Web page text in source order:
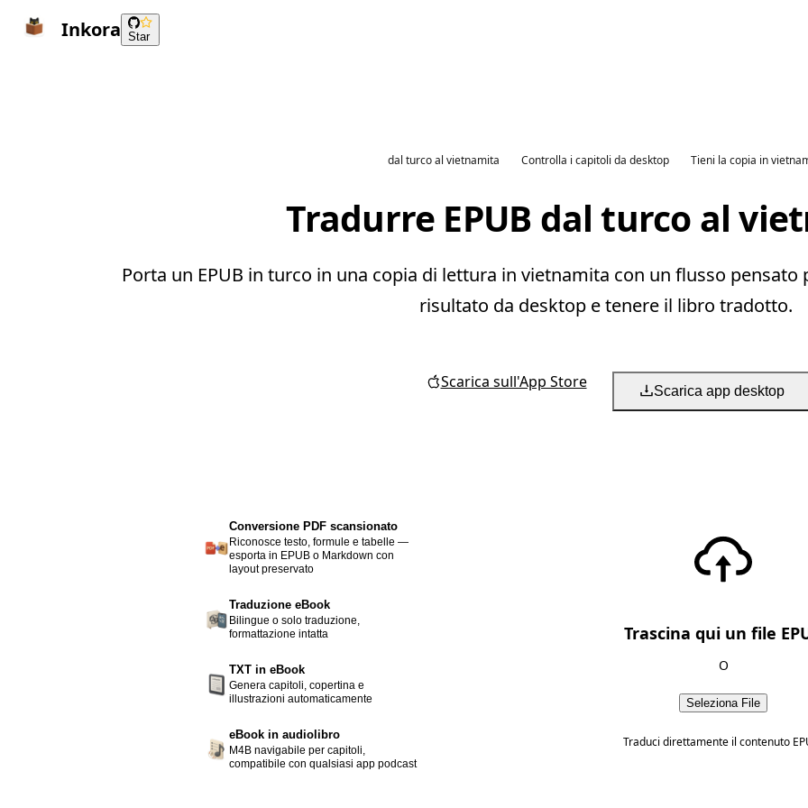
Inkora Star
dal turco al vietnamita Controlla i capitoli da desktop Tieni la copia in
Tradurre EPUB dal turco al
Porta un EPUB in turco in una copia di lettura in vietnamita con un flusso
risultato da desktop e tenere il libro tradotto.
Scarica sull'App Store Scarica app desktop
Conversione PDF scansionato
Riconosce testo, formule e tabelle —
esporta in EPUB o Markdown con
layout preservato
Traduzione eBook
Bilingue o solo traduzione,
formattazione intatta
TXT in eBook
Genera capitoli, copertina e
illustrazioni automaticamente
eBook in audiolibro
M4B navigabile per capitoli,
compatibile con qualsiasi app podcast
Trascina qui un file
O
Seleziona File
Traduci direttamente il contenuto